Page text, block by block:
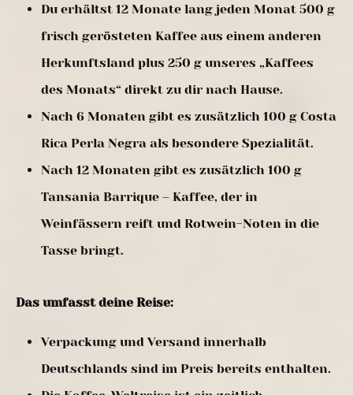
Du erhältst 12 Monate lang jeden Monat 500 g
frisch gerösteten Kaffee aus einem anderen
Herkunftsland plus 250 g unseres „Kaffees
des Monats“ direkt zu dir nach Hause.
Nach 6 Monaten gibt es zusätzlich 100 g Costa
Rica Perla Negra als besondere Spezialität.
Nach 12 Monaten gibt es zusätzlich 100 g
Tansania Barrique – Kaffee, der in
Weinfässern reift und Rotwein-Noten in die
Tasse bringt.
Das umfasst deine Reise:
Verpackung und Versand innerhalb
Deutschlands sind im Preis bereits enthalten.